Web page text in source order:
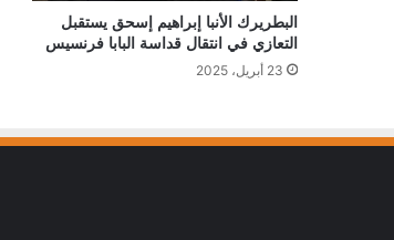
البطريرك الأنبا إبراهيم إسحق يستقبل
التعازي في انتقال قداسة البابا فرنسيس
23 أبريل، 2025